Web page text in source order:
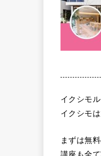
イクシモ
イクシモ
まずは無
講座も全